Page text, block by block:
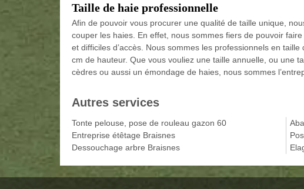
Taille de haie professionnelle
Afin de pouvoir vous procurer une qualité de taille unique,
couper les haies. En effet, nous sommes fiers de pouvoir
et difficiles d’accès. Nous sommes les professionnels en
cm de hauteur. Que vous vouliez une taille annuelle, ou une
cèdres ou aussi un émondage de haies, nous sommes
Autres services
Tonte pelouse, pose de rouleau gazon 60
Entreprise étêtage Braisnes
Dessouchage arbre Braisnes